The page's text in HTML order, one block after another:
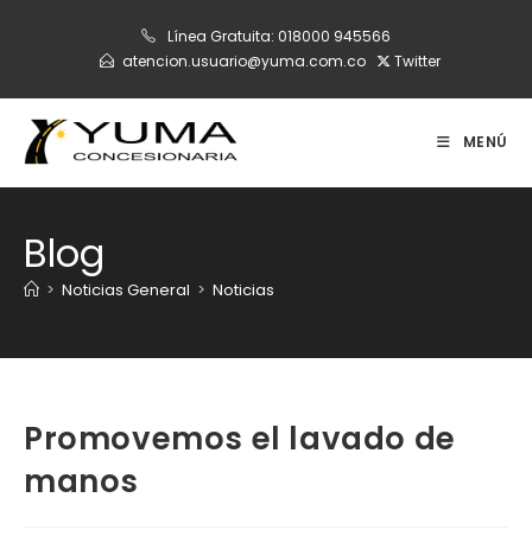
Línea Gratuita: 018000 945566
atencion.usuario@yuma.com.co
Twitter
MENÚ
Blog
> Noticias General > Noticias
Promovemos el lavado de
manos